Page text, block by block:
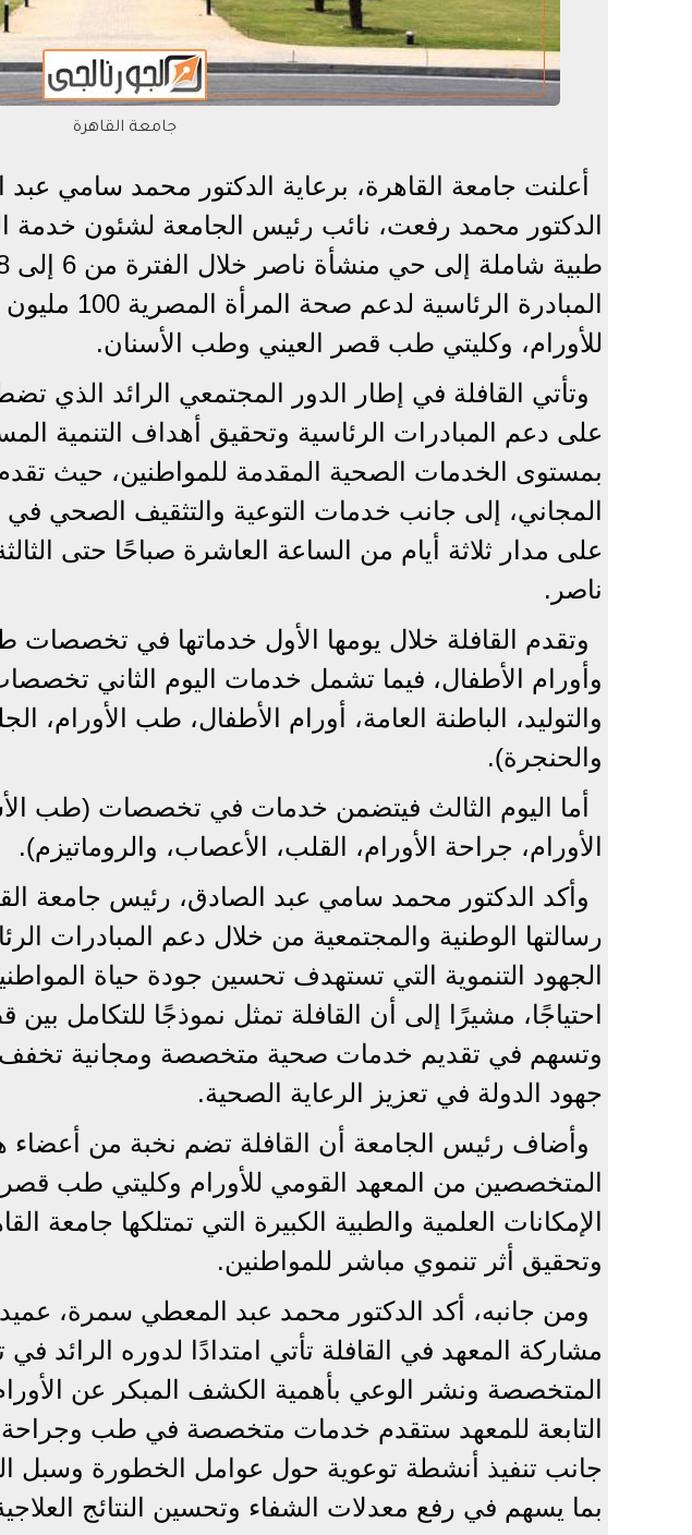
جامعة القاهرة
أعلنت جامعة القاهرة، برعاية الدكتور محمد سامي
الدكتور محمد رفعت، نائب رئيس الجامعة لشئون خدمة
المبادرة
للأورام، وكليتي طب قصر العيني وطب الأسنان.
وتأتي القافلة في إطار الدور المجتمعي الرائد الذي
على دعم المبادرات الرئاسية وتحقيق أهداف التنمية
بمستوى الخدمات الصحية المقدمة للمواطنين، حيث
المجاني، إلى جانب خدمات التوعية والتثقيف الصحي
على مدار ثلاثة أيام من الساعة العاشرة صباحًا حتى
ناصر.
وتقدم القافلة خلال يومها الأول خدماتها في تخصصات
وأورام الأطفال، فيما تشمل خدمات اليوم الثاني
والتوليد، الباطنة العامة، أورام الأطفال، طب الأورام،
والحنجرة).
أما اليوم الثالث فيتضمن خدمات في تخصصات (طب
الأورام، جراحة الأورام، القلب، الأعصاب، والروماتيزم).
وأكد الدكتور محمد سامي عبد الصادق، رئيس جامعة
رسالتها الوطنية والمجتمعية من خلال دعم المبادرات
الجهود التنموية التي تستهدف تحسين جودة حياة
احتياجًا، مشيرًا إلى أن القافلة تمثل نموذجًا للتكامل
وتسهم في تقديم خدمات صحية متخصصة ومجانية تخفف
جهود الدولة في تعزيز الرعاية الصحية.
وأضاف رئيس الجامعة أن القافلة تضم نخبة من أعضاء
المتخصصين من المعهد القومي للأورام وكليتي طب
الإمكانات العلمية والطبية الكبيرة التي تمتلكها جامعة
وتحقيق أثر تنموي مباشر للمواطنين.
ومن جانبه، أكد الدكتور محمد عبد المعطي سمرة، عميد
مشاركة المعهد في القافلة تأتي امتدادًا لدوره الرائد
المتخصصة ونشر الوعي بأهمية الكشف المبكر عن
التابعة للمعهد ستقدم خدمات متخصصة في طب وجراحة
جانب تنفيذ أنشطة توعوية حول عوامل الخطورة وسبل
بما يسهم في رفع معدلات الشفاء وتحسين النتائج